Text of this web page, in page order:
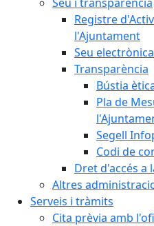
Registre
l'Ajuntament
Seu electrònica
Transparència
Bústia
Pla de
Segell
Codi de
Dret d'accés a
Altres
Serveis i tràmits
Cita prèvia amb